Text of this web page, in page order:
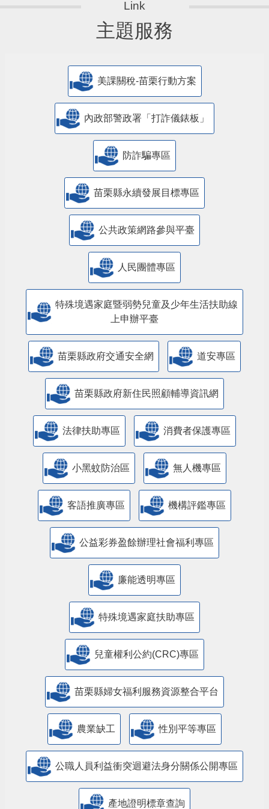
主題服務
美課關稅-苗栗行動方案
內政部警政署「打詐儀錶板」
防詐騙專區
苗栗縣永續發展目標專區
公共政策網路參與平臺
人民團體專區
特殊境遇家庭暨弱勢兒童及少年生活扶助線
上申辦平臺
苗栗縣政府交通安全網 道安專區
苗栗縣政府新住民照顧輔導資訊網
法律扶助專區 消費者保護專區
小黑蚊防治區 無人機專區
客語推廣專區 機構評鑑專區
公益彩券盈餘辦理社會福利專區
廉能透明專區
特殊境遇家庭扶助專區
兒童權利公約(CRC)專區
苗栗縣婦女福利服務資源整合平台
農業缺工 性別平等專區
公職人員利益衝突迴避法身分關係公開專區
產地證明標章查詢